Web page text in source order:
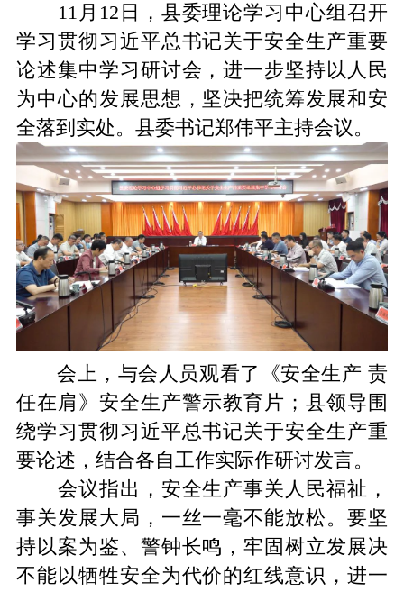
11月12日，县委理论学习中心组召开
学习贯彻习近平总书记关于安全生产重要
论述集中学习研讨会，进一步坚持以人民
为中心的发展思想，坚决把统筹发展和安
全落到实处。县委书记郑伟平主持会议。
会上，与会人员观看了《安全生产 责
任在肩》安全生产警示教育片；县领导围
绕学习贯彻习近平总书记关于安全生产重
要论述，结合各自工作实际作研讨发言。
会议指出，安全生产事关人民福祉，
事关发展大局，一丝一毫不能放松。要坚
持以案为鉴、警钟长鸣，牢固树立发展决
不能以牺牲安全为代价的红线意识，进一